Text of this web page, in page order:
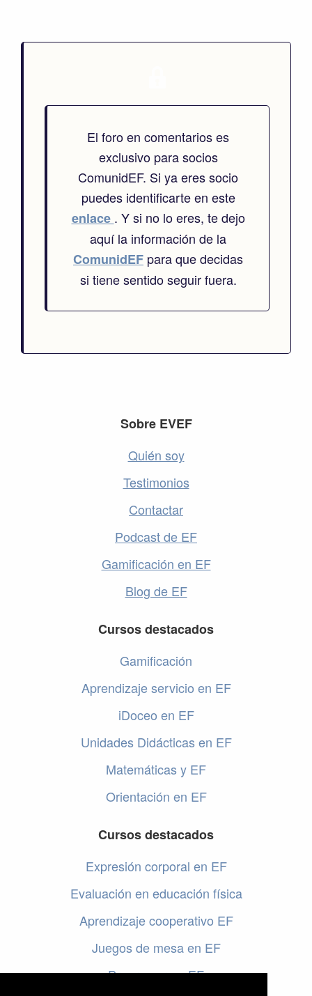
El foro en comentarios es
exclusivo para socios
ComunidEF. Si ya eres socio
puedes identificarte en este
enlace . Y si no lo eres, te dejo
aquí la información de la
ComunidEF para que decidas
si tiene sentido seguir fuera.
Sobre EVEF
Quién soy
Testimonios
Contactar
Podcast de EF
Gamificación en EF
Blog de EF
Cursos destacados
Gamificación
Aprendizaje servicio en EF
iDoceo en EF
Unidades Didácticas en EF
Matemáticas y EF
Orientación en EF
Cursos destacados
Expresión corporal en EF
Evaluación en educación física
Aprendizaje cooperativo EF
Juegos de mesa en EF
Programar en EF